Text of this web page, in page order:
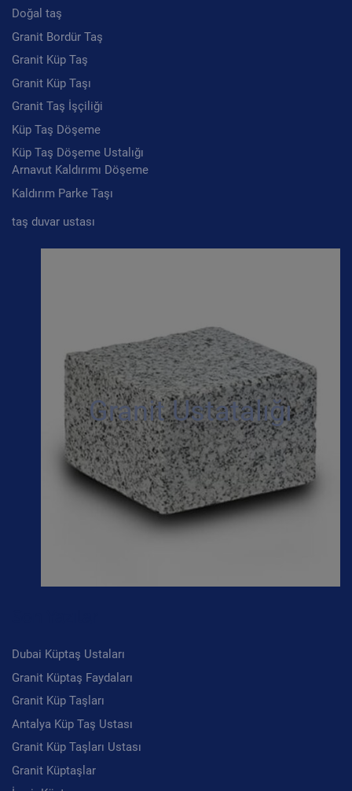
Doğal taş
Granit Bordür Taş
Granit Küp Taş
Granit Küp Taşı
Granit Taş İşçiliği
Küp Taş Döşeme
Küp Taş Döşeme Ustalığı
Arnavut Kaldırımı Döşeme
Kaldırım Parke Taşı
taş duvar ustası
Granit Ustatalığı
Dubai Küptaş Ustaları
Granit Küptaş Faydaları
Granit Küp Taşları
Antalya Küp Taş Ustası
Granit Küp Taşları Ustası
Granit Küptaşlar